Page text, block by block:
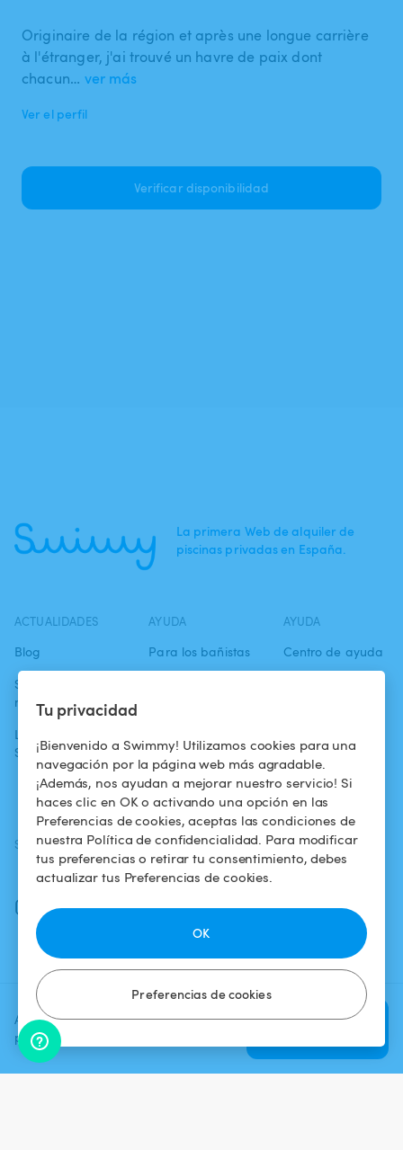
Tu privacidad
¡Bienvenido a Swimmy! Utilizamos cookies para una
navegación por la página web más agradable.
¡Además, nos ayudan a mejorar nuestro servicio! Si
haces clic en OK o activando una opción en las
Preferencias de cookies, aceptas las condiciones de
nuestra Política de confidencialidad. Para modificar
tus preferencias o retirar tu consentimiento, debes
actualizar tus Preferencias de cookies.
Preferencias de cookies
OK
Agrega una fecha y un horario
para ver el precio
Verificar
Originaire de la région et après une longue carrière
à l'étranger, j'ai trouvé un havre de paix dont
chacun… ver más
Ver el perfil
Verificar disponibilidad
La primera Web de alquiler de
piscinas privadas en España.
ACTUALIDADES
Blog
Swimmy en los
medios
La aventura
Swimmy
AYUDA
Para los bañistas
piscina
¿Cómo funciona?
AYUDA
Centro de ayuda
confidencialidad
Aviso legal
SÍGUENOS
Facebook
Instagram
DESCARGAR LA APP